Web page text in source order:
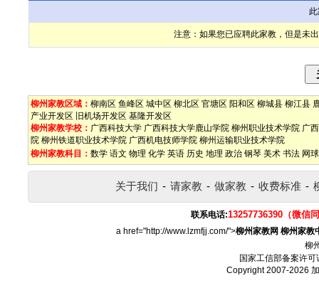
注意：如果您已应聘此家教，但是未
柳州家教区域： 柳南区 鱼峰区 城中区 柳北区 官塘区 阳和区 柳城县 柳江县
产业开发区
旧机场开发区 基隆开发区
柳州家教学校： 广西科技大学 广西科技大学鹿山学院 柳州职业技术学院 广
院 柳州铁道职业技术学院 广西机电技师学院 柳州运输职业技术学院
柳州家教科目： 数学 语文 物理 化学 英语 历史 地理 政治 钢琴 美术 书法 网球
关于我们 - 请家教 - 做家教 - 收费标准 -
联系电话:13257736390（微信
a href="http://www.lzmfjj.com/">柳州家教网 柳州家教
柳
国家工信部备案许可
Copyright 2007-2026